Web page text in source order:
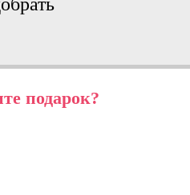
подарок?